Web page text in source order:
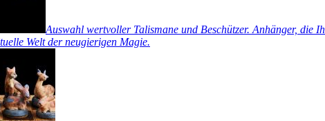
Auswahl wertvoller Talismane und Beschützer. Anhänger, die
Welt der neugierigen Magie.